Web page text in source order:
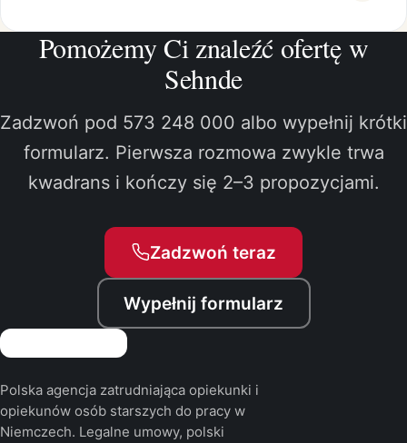
Pomożemy Ci znaleźć ofertę w
Sehnde
Zadzwoń pod 573 248 000 albo wypełnij krótki
formularz. Pierwsza rozmowa zwykle trwa
kwadrans i kończy się 2–3 propozycjami.
Zadzwoń teraz
Wypełnij formularz
Polska agencja zatrudniająca opiekunki i
opiekunów osób starszych do pracy w
Niemczech. Legalne umowy, polski